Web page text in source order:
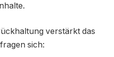
verstärkt das
sich: